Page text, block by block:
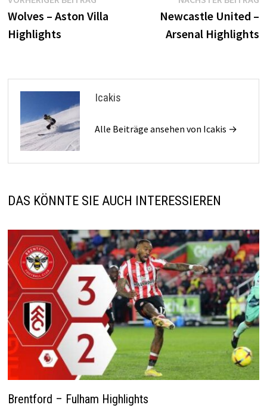
Beitrag:
Wolves – Aston Villa
Highlights
Newcastle United –
Arsenal Highlights
Icakis
Alle Beiträge ansehen von Icakis →
DAS KÖNNTE SIE AUCH INTERESSIEREN
Brentford – Fulham Highlights